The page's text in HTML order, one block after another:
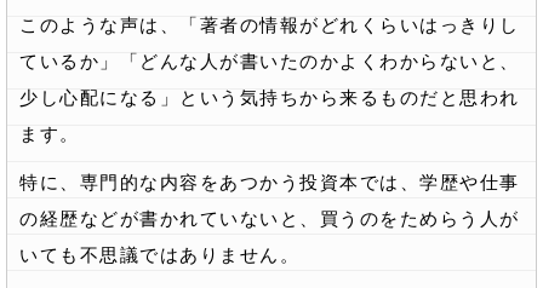
このような声は、「著者の情報がどれくらいはっきりし
ているか」「どんな人が書いたのかよくわからないと、
少し心配になる」という気持ちから来るものだと思われ
ます。
特に、専門的な内容をあつかう投資本では、学歴や仕事
の経歴などが書かれていないと、買うのをためらう人が
いても不思議ではありません。